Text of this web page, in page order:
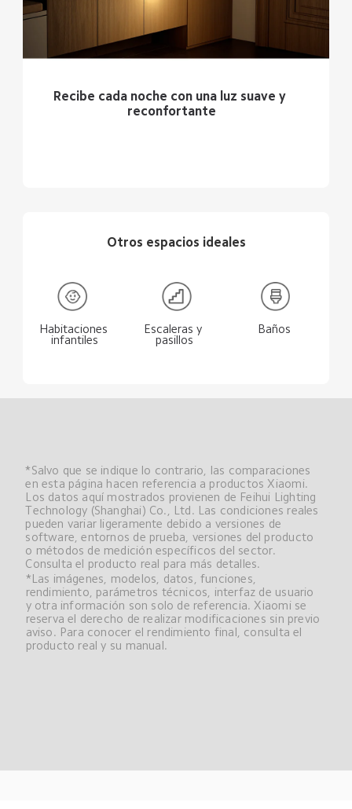
Recibe cada noche con una luz suave y
reconfortante
Otros espacios ideales
Habitaciones
infantiles
Escaleras y
pasillos
Baños
*Salvo que se indique lo contrario, las comparaciones
en esta página hacen referencia a productos Xiaomi.
Los datos aquí mostrados provienen de Feihui Lighting
Technology (Shanghai) Co., Ltd. Las condiciones reales
pueden variar ligeramente debido a versiones de
software, entornos de prueba, versiones del producto
o métodos de medición específicos del sector.
Consulta el producto real para más detalles.
*Las imágenes, modelos, datos, funciones,
rendimiento, parámetros técnicos, interfaz de usuario
y otra información son solo de referencia. Xiaomi se
reserva el derecho de realizar modificaciones sin previo
aviso. Para conocer el rendimiento final, consulta el
producto real y su manual.